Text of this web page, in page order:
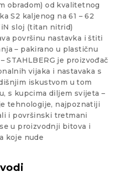
obradom) od kvalitetnog
S2 kaljenog na 61 – 62
sloj (titan nitrid)
površinu nastavka i štiti
– pakirano u plastičnu
STAHLBERG je proizvođač
vijaka i nastavaka s
iskustvom u tom
s kupcima diljem svijeta –
tehnologije, najpoznatiji
i površinski tretmani
u proizvodnji bitova i
koje nude